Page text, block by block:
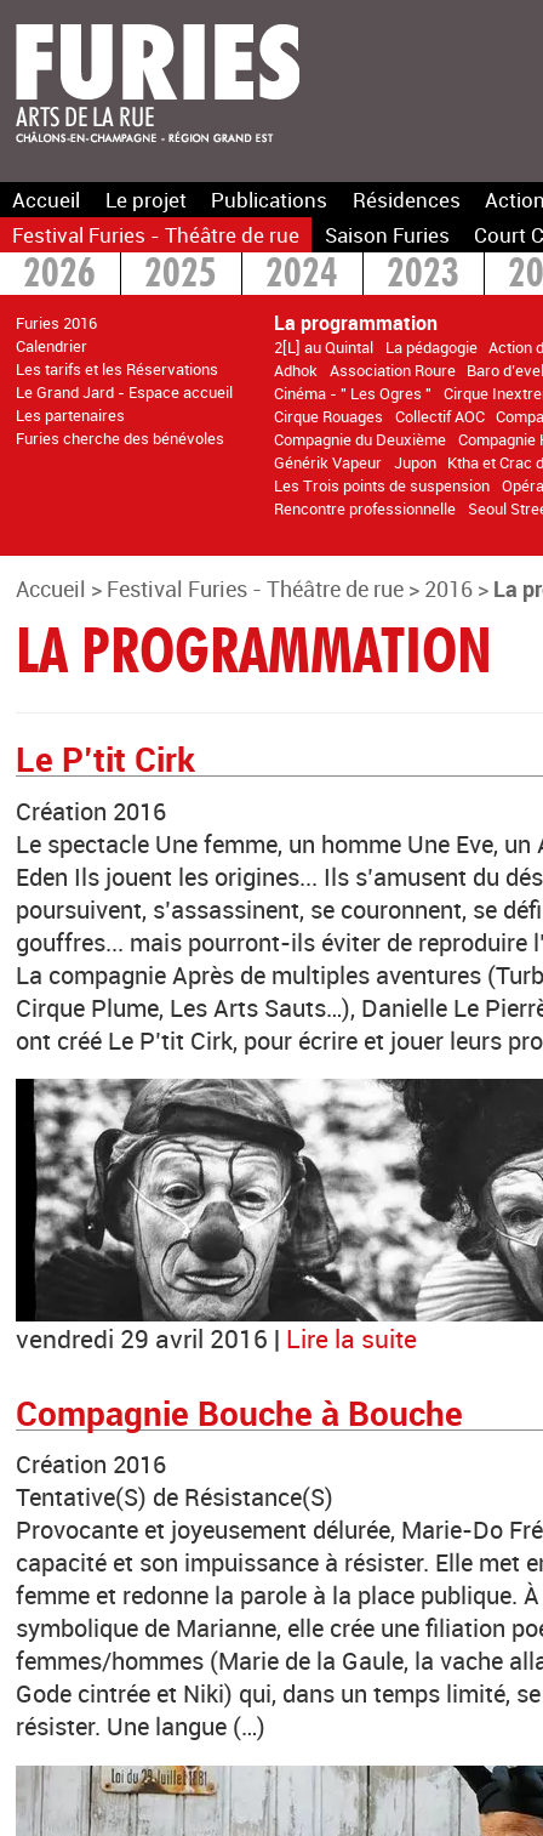
Accueil Le projet Publications Résidences
Festival Furies - Théâtre de rue
Saison Furies Court
2026 2025 2024 2023
2016
Furies 2016
Calendrier
Les tarifs et les Réservations
Le Grand Jard - Espace accueil
Les partenaires
Furies cherche des bénévoles
La programmation
2[L] au Quintal La pédagogie Action
Adhok
Association Roure Baro
Cinéma - " Les Ogres "
Cirque
Cirque Rouages
Collectif AOC
Compagnie du Deuxième Compagnie
Générik Vapeur Jupon Ktha et Crac
Les Trois points de suspension
Rencontre professionnelle
Seoul
>2014
Accueil > Festival Furies - Théâtre de rue > 2016 > La
LA PROGRAMMATION
Le P’tit Cirk
Création 2016
Le spectacle Une femme, un homme Une Eve,
Eden Ils jouent les origines... Ils s’amusent du
poursuivent, s’assassinent, se couronnent, se
gouffres... mais pourront-ils éviter de reproduire
La compagnie Après de multiples aventures
Cirque Plume, Les Arts Sauts…), Danielle Le
ont créé Le P’tit Cirk, pour écrire et jouer leurs
vendredi 29 avril 2016 | Lire la suite
Compagnie Bouche à Bouche
Création 2016
Tentative(S) de Résistance(S)
Provocante et joyeusement délurée, Marie-Do
capacité et son impuissance à résister. Elle met
femme et redonne la parole à la place publique.
symbolique de Marianne, elle crée une filiation
femmes/hommes (Marie de la Gaule, la vache
Gode cintrée et Niki) qui, dans un temps limité,
résister. Une langue (…)